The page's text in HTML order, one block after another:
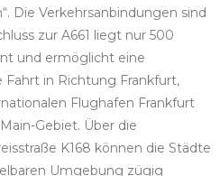
Die Verkehrsanbindungen sind
zur A661 liegt nur 500
und ermöglicht eine
in Richtung Frankfurt,
Flughafen Frankfurt
Gebiet. Über die
K168 können die Städte
Umgebung zügig